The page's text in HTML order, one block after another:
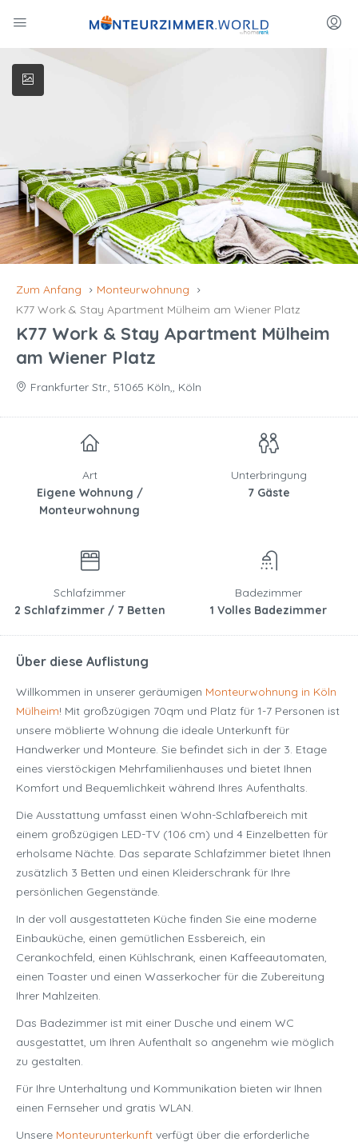
Zum Anfang
Monteurwohnung
K77 Work & Stay Apartment Mülheim am Wiener Platz
K77 Work & Stay Apartment Mülheim
am Wiener Platz
Frankfurter Str., 51065 Köln,, Köln
Art
Eigene Wohnung /
Monteurwohnung
Unterbringung
7 Gäste
Schlafzimmer
2 Schlafzimmer / 7 Betten
Badezimmer
1 Volles Badezimmer
Über diese Auflistung
Willkommen in unserer geräumigen Monteurwohnung in Köln
Mülheim! Mit großzügigen 70qm und Platz für 1-7 Personen ist
unsere möblierte Wohnung die ideale Unterkunft für
Handwerker und Monteure. Sie befindet sich in der 3. Etage
eines vierstöckigen Mehrfamilienhauses und bietet Ihnen
Komfort und Bequemlichkeit während Ihres Aufenthalts.
Die Ausstattung umfasst einen Wohn-Schlafbereich mit
einem großzügigen LED-TV (106 cm) und 4 Einzelbetten für
erholsame Nächte. Das separate Schlafzimmer bietet Ihnen
zusätzlich 3 Betten und einen Kleiderschrank für Ihre
persönlichen Gegenstände.
In der voll ausgestatteten Küche finden Sie eine moderne
Einbauküche, einen gemütlichen Essbereich, ein
Cerankochfeld, einen Kühlschrank, einen Kaffeeautomaten,
einen Toaster und einen Wasserkocher für die Zubereitung
Ihrer Mahlzeiten.
Das Badezimmer ist mit einer Dusche und einem WC
ausgestattet, um Ihren Aufenthalt so angenehm wie möglich
zu gestalten.
Für Ihre Unterhaltung und Kommunikation bieten wir Ihnen
einen Fernseher und gratis WLAN.
Unsere Monteurunterkunft verfügt über die erforderliche